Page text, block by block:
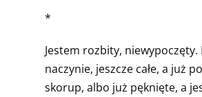
*
Jestem rozbity, niewypoczęty.
naczynie, jeszcze całe, a już
skorup, albo już pęknięte, a